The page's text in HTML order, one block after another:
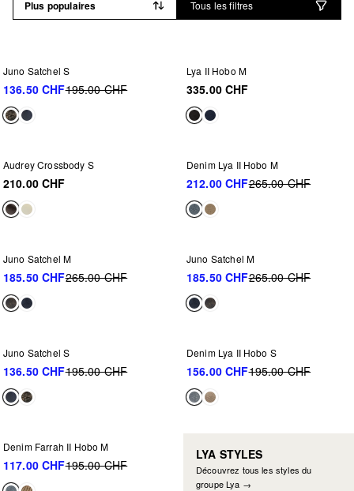
Tous les filtres
Plus populaires
Juno Satchel S
136.50 CHF195.00 CHF
Lya II Hobo M
335.00 CHF
Audrey Crossbody S
210.00 CHF
NEU IM SALE
Denim Lya II Hobo M
212.00 CHF265.00 CHF
NEU IM SALE
Juno Satchel M
185.50 CHF265.00 CHF
NEU IM SALE
Juno Satchel M
185.50 CHF265.00 CHF
NEU IM SALE
Juno Satchel S
136.50 CHF195.00 CHF
NEU IM SALE
Denim Lya II Hobo S
156.00 CHF195.00 CHF
NEU IM SALE
Denim Farrah II Hobo M
117.00 CHF195.00 CHF
LYA STYLES
Découvrez tous les styles du
groupe Lya →